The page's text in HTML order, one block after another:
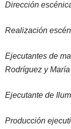
Dirección
Realización
Ejecutantes de
Rodríguez y
Ejecutante de
Producción